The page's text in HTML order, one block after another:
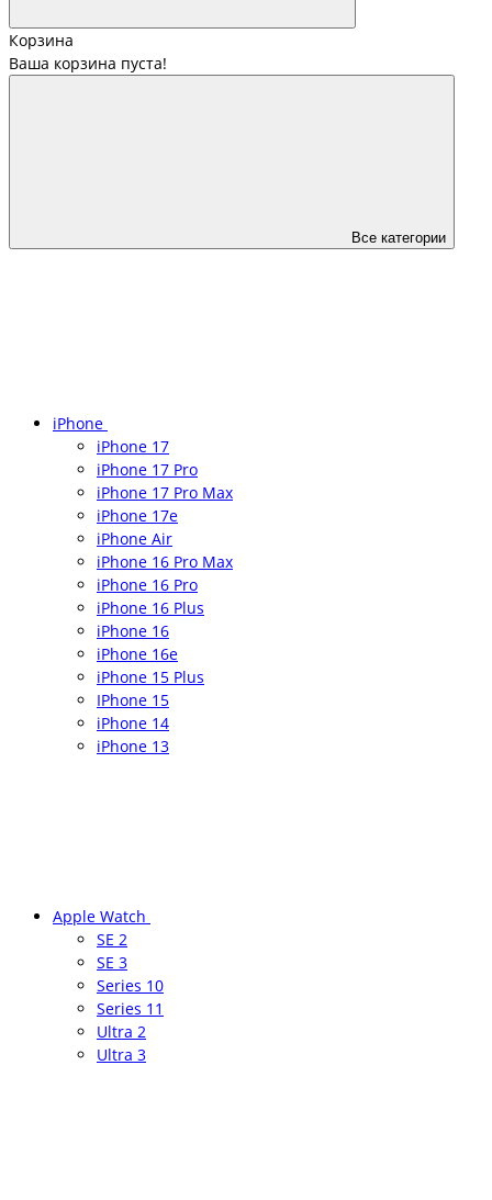
Корзина
Ваша корзина пуста!
Все категории
iPhone
iPhone 17
iPhone 17 Pro
iPhone 17 Pro Max
iPhone 17e
iPhone Air
iPhone 16 Pro Max
iPhone 16 Pro
iPhone 16 Plus
iPhone 16
iPhone 16e
iPhone 15 Plus
IPhone 15
iPhone 14
iPhone 13
Apple Watch
SE 2
SE 3
Series 10
Series 11
Ultra 2
Ultra 3